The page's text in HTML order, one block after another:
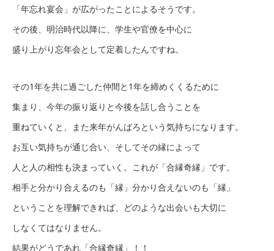
「年忘れ宴会」が広がったことによるそうです。
その後、明治時代以降に、学生や官僚を中心に
盛り上がり忘年会として定着したんですね。
その1年を共に過ごした仲間と1年を締めくくるために
集まり、今年の振り返りと今後を話し合うことを
重ねていくと、また来年がんばろという気持ちになります。
お互い気持ちが通じ合い、そしてその縁によって
人と人の相性も決まっていく。これが「合縁奇縁」です。
相手と分かり合えるのも「縁」分かり合えないのも「縁」
ということを理解できれば、どのような出会いも大切に
しなくてはなりません。
結果がどうであれ「合縁奇縁」！！